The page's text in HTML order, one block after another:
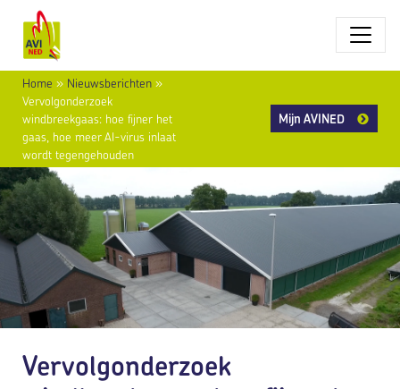
Home » Nieuwsberichten »
Vervolgonderzoek
windbreekgaas: hoe fijner het
gaas, hoe meer AI-virus inlaat
wordt tegengehouden
Mijn AVINED
Vervolgonderzoek